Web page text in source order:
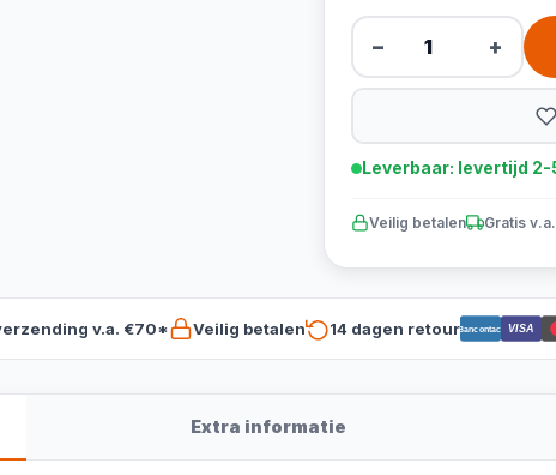
− +
Leverbaar: levertijd 2-
Veilig betalen Gratis
v.a. €70* Veilig betalen 14 dagen retourBancontact VISA
Extra informatie